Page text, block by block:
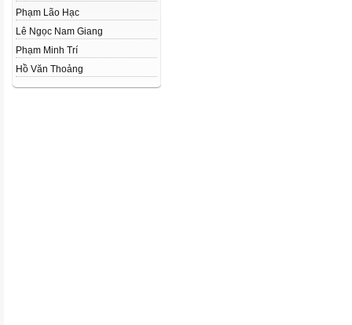
Phạm Lão Hạc
Lê Ngọc Nam Giang
Phạm Minh Trí
Hồ Văn Thoảng